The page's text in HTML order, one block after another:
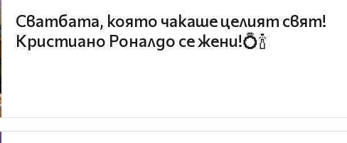
Сватбата, която чакаше целият свят!
Кристиано Роналдо се жени!💍🍾